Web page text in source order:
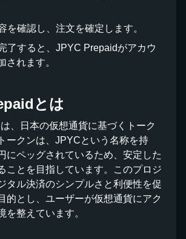
を確認し、注文を確定します。
了すると、JPYC Prepaidがアカウ
されます。
とは
、日本の仮想通貨に基づくトーク
ークンは、JPYCという名称を持
にペッグされているため、安定した
ことを目指しています。このプロジ
タル決済のシンプルさと利便性を促
的とし、ユーザーが仮想通貨にアク
を整えています。